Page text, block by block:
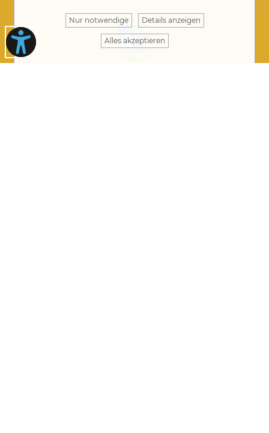
Nur notwendige Details anzeigen
Alles akzeptieren